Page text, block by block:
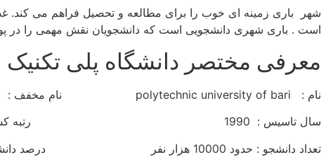
شهر باری زمینه ای خوب را برای مطالعه و تحصیل فراهم می کند.
است . باری شهری دانشجویی است که دانشجویان نقش مهمی را در
معرفی مختصر دانشگاه پلی تکنیک
نام : polytechnic university of bari نام مخفف : poliba
سال تاسیس : 1990 رتبه کشوری : 28
تعداد دانشجو : حدود 10000 هزار نفر درصد دانشجویان خارجی : 3 درصد